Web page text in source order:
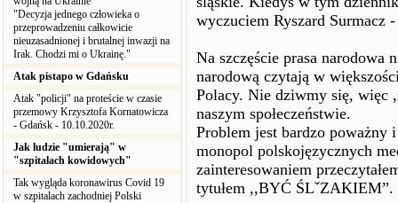
"Decyzja jednego człowieka o
przeprowadzeniu całkowicie
nieuzasadnionej i brutalnej inwazji na
Irak. Chodzi mi o Ukrainę."
Atak pistapo w Gdańsku
Atak "policji" na proteście w czasie
przemowy Krzysztofa Kornatowicza
- Gdańsk - 10.10.2020r.
Jak ludzie "umierają" w
"szpitalach kowidowych"
Tak wygląda koronawirus Covid 19
w szpitalach zachodniej Polski
wyczuciem Ryszard Surmacz
Na szczęście prasa narodowa
narodową czytają w
Polacy. Nie dziwmy się, więc
naszym społeczeństwie.
Problem jest bardzo poważny
monopol polskojęzycznych
zainteresowaniem
tytułem ,,BYĆ ŚLˇZAKIEM”.